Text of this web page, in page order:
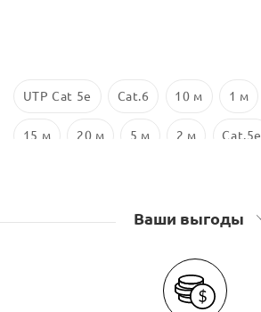
UTP Cat 5e Cat.6 10 м 1 м
15 м 20 м 5 м 2 м Cat.5e
Ваши выгоды